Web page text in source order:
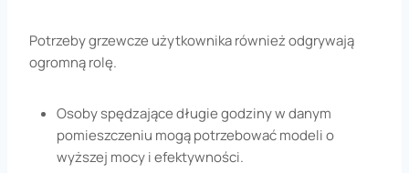
Potrzeby grzewcze użytkownika również odgrywają
ogromną rolę.
Osoby spędzające długie godziny w danym
pomieszczeniu mogą potrzebować modeli o
wyższej mocy i efektywności.